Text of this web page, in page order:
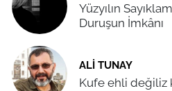
Yüzyılın
Duruşun İmkânı
ALI TUNAY
Kufe ehli değiliz